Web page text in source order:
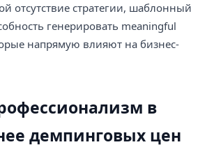
отсутствие стратегии, шаблонный
генерировать meaningful
напрямую влияют на бизнес-
в
демпинговых цен